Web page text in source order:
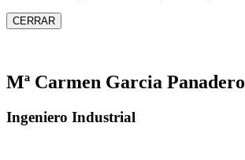
CERRAR
Mª Carmen Garcia Panadero
Ingeniero Industrial